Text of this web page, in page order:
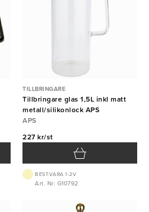
TILLBRINGARE
Tillbringare glas 1,5L inkl matt
metall/silikonlock APS
APS
227 kr/st
BEST.VARA 1-2V
Art. Nr: G10792